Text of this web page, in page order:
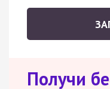
Получи